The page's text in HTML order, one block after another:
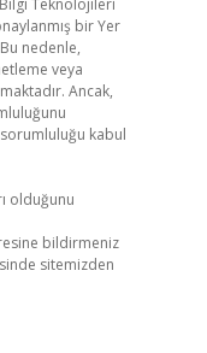
Bilgi Teknolojileri
bir Yer
nedenle,
veya
Ancak,
kabul
olduğunu
bildirmeniz
sitemizden